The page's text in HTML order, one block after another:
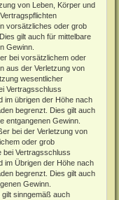
von Leben, Körper und
vorsätzliches oder grob
gilt auch für mittelbare
Gewinn.
bei vorsätzlichem oder
aus der Verletzung von
wesentlicher
Vertragsschluss
im übrigen der Höhe nach
begrenzt. Dies gilt auch
entgangenen Gewinn.
bei der Verletzung von
oder grob
bei Vertragsschluss
im Übrigen der Höhe nach
begrenzt. Dies gilt auch
Gewinn.
sinngemäß auch